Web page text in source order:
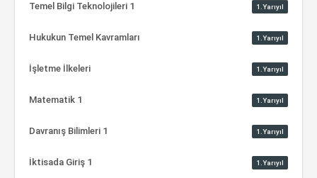
Temel Bilgi Teknolojileri 1 1.Yarıyıl
Hukukun Temel Kavramları 1.Yarıyıl
İşletme İlkeleri 1.Yarıyıl
Matematik 1 1.Yarıyıl
Davranış Bilimleri 1 1.Yarıyıl
İktisada Giriş 1 1.Yarıyıl